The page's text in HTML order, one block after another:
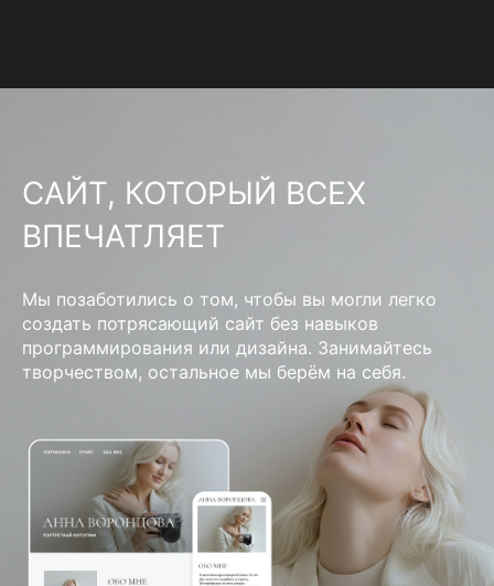
САЙТ, КОТОРЫЙ ВСЕХ
ВПЕЧАТЛЯЕТ
Мы позаботились о том, чтобы вы могли легко
создать потрясающий сайт без навыков
программирования или дизайна. Занимайтесь
творчеством, остальное мы берём на себя.